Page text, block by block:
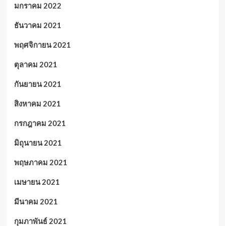
มกราคม 2022
ธันวาคม 2021
พฤศจิกายน 2021
ตุลาคม 2021
กันยายน 2021
สิงหาคม 2021
กรกฎาคม 2021
มิถุนายน 2021
พฤษภาคม 2021
เมษายน 2021
มีนาคม 2021
กุมภาพันธ์ 2021